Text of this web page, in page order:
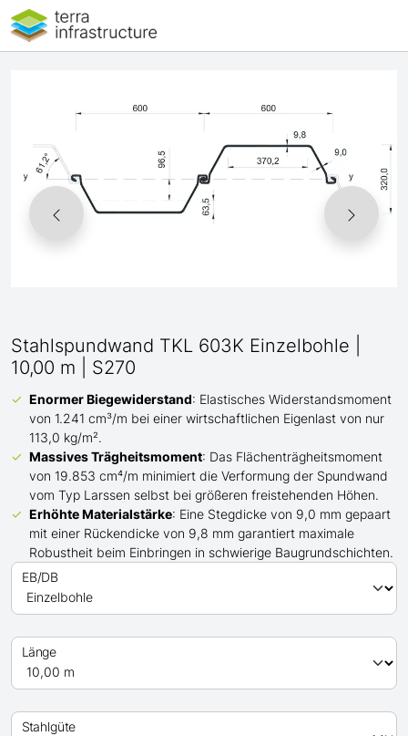
Stahlspundwand TKL 603K Einzelbohle |
10,00 m | S270
Enormer Biegewiderstand: Elastisches Widerstandsmoment
von 1.241 cm³/m bei einer wirtschaftlichen Eigenlast von nur
113,0 kg/m².
Massives Trägheitsmoment: Das Flächenträgheitsmoment
von 19.853 cm⁴/m minimiert die Verformung der Spundwand
vom Typ Larssen selbst bei größeren freistehenden Höhen.
Erhöhte Materialstärke: Eine Stegdicke von 9,0 mm gepaart
mit einer Rückendicke von 9,8 mm garantiert maximale
Robustheit beim Einbringen in schwierige Baugrundschichten.
EB/DB
Länge
Stahlgüte